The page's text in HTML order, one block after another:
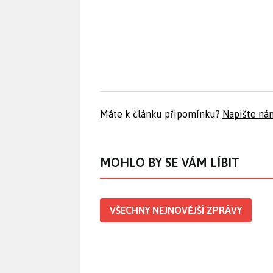
Máte k článku připomínku? Napište
MOHLO BY SE VÁM LÍBIT
VŠECHNY NEJNOVĚJŠÍ ZPRÁVY